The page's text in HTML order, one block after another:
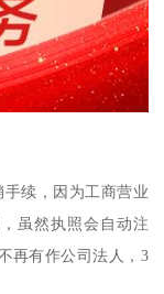
续，因为工商营业
虽然执照会自动注
再有作公司法人，3